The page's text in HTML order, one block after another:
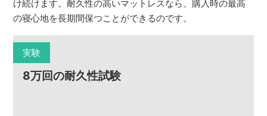
け続けます。耐久性の高いマットレスなら、購入時の最高
の寝心地を長期間保つことができるのです。
実験
8万回の耐久性試験